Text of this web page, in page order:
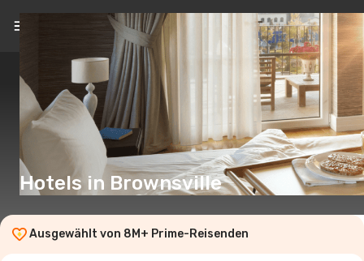
DE(€)
Hotels in Brownsville
Ausgewählt von 8M+ Prime-Reisenden